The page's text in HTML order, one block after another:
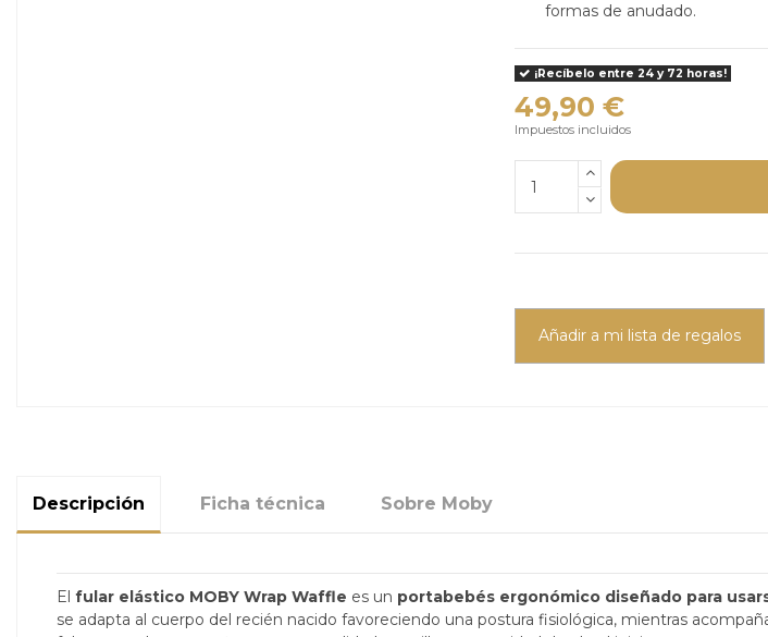
formas de anudado.
¡Recíbelo entre 24 y 72 horas!
49,90 €
Impuestos incluidos
Añadir a mi lista de regalos
Descripción Ficha técnica Sobre Moby
El fular elástico MOBY Wrap Waffle es un portabebés ergonómico diseñado para
se adapta al cuerpo del recién nacido favoreciendo una postura fisiológica, mientras